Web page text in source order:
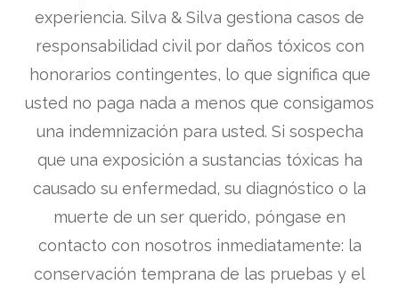
experiencia. Silva & Silva gestiona casos de
responsabilidad civil por daños tóxicos con
honorarios contingentes, lo que significa que
usted no paga nada a menos que consigamos
una indemnización para usted. Si sospecha
que una exposición a sustancias tóxicas ha
causado su enfermedad, su diagnóstico o la
muerte de un ser querido, póngase en
contacto con nosotros inmediatamente: la
conservación temprana de las pruebas y el